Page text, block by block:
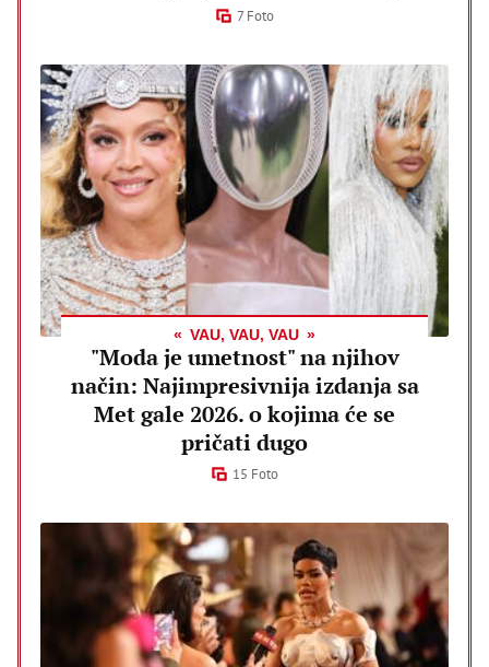
7 Foto
VAU, VAU, VAU
"Moda je umetnost" na njihov
način: Najimpresivnija izdanja sa
Met gale 2026. o kojima će se
pričati dugo
15 Foto